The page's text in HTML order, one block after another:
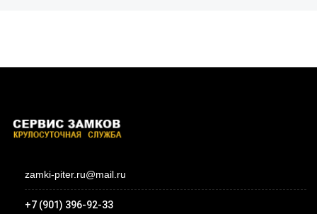
zamki-piter.ru@mail.ru
+7 (901) 396-92-33